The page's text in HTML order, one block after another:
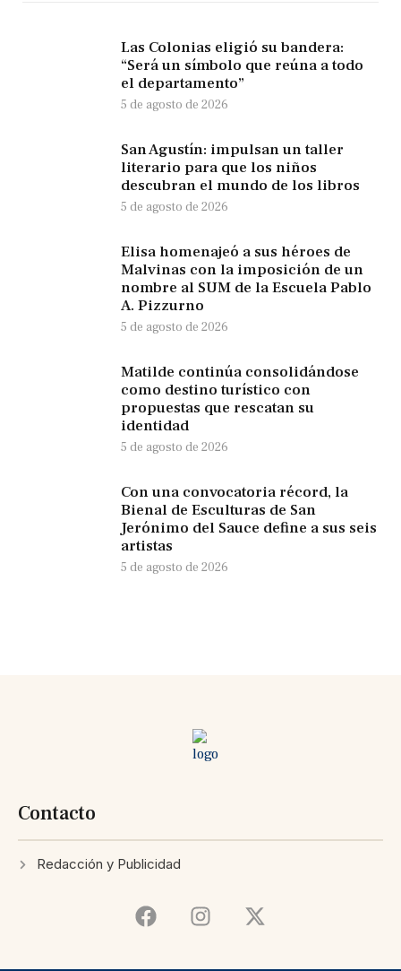
Las Colonias eligió su bandera:
“Será un símbolo que reúna a todo
el departamento”
5 de agosto de 2026
San Agustín: impulsan un taller
literario para que los niños
descubran el mundo de los libros
5 de agosto de 2026
Elisa homenajeó a sus héroes de
Malvinas con la imposición de un
nombre al SUM de la Escuela Pablo
A. Pizzurno
5 de agosto de 2026
Matilde continúa consolidándose
como destino turístico con
propuestas que rescatan su
identidad
5 de agosto de 2026
Con una convocatoria récord, la
Bienal de Esculturas de San
Jerónimo del Sauce define a sus seis
artistas
5 de agosto de 2026
Contacto
Redacción y Publicidad